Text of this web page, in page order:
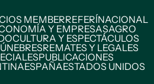
MEMBERREFERÍNACIONAL
Y EMPRESASAGRO
CULTURA Y ESPECTÁCULOS
REMATES Y LEGALES
PUBLICACIONES
ESPAÑAESTADOS UNIDOS